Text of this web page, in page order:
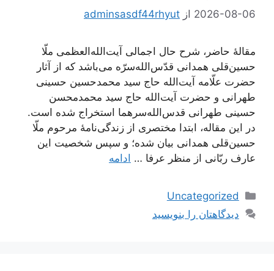
2026-08-06 از adminsasdf44rhyut
مقالۀ حاضر، شرح حال اجمالی آیت‌الله‌العظمی ملّا
حسین‌قلی همدانی قدّس‌الله‌سرّه می‌باشد که از آثار
حضرت علّامه آیت‌الله حاج سید محمدحسین حسینی
طهرانی و حضرت آیت‌الله حاج سید محمدمحسن
حسینی طهرانی قدس‌الله‌سرهما استخراج شده است.
در این مقاله، ابتدا مختصری از زندگی‌نامۀ مرحوم ملّا
حسین‌قلی همدانی بیان شده؛ و سپس شخصیت این
عارف ربّانی از منظر عرفا … ادامه
دسته‌ها
Uncategorized
دیدگاهتان را بنویسید